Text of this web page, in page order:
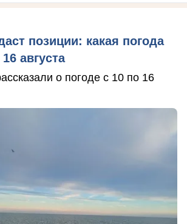
позиции: какая погода
августа
о погоде с 10 по 16